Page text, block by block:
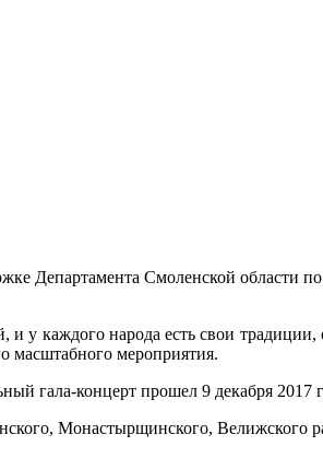
Департамента Смоленской области
у каждого народа есть свои
масштабного мероприятия.
гала-концерт прошел 9 декабря
Монастырщинского, Велижского